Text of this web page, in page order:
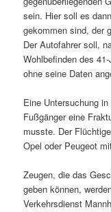
sein. Hier soll es
gekommen sind, der
Der Autofahrer soll,
Wohlbefinden des
ohne seine Daten
Eine Untersuchung
Fußgänger eine
musste. Der
Opel oder Peugeot
Zeugen, die das
geben können,
Verkehrsdienst